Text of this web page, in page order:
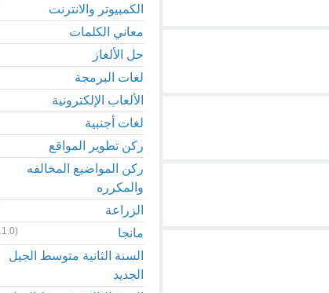
الكمبيوتر والانترنت
معاني الكلمات
حل الألغاز
لغات البرمجة
الألعاب الإلكترونية
لغات أجنبية
ركن تطوير المواقع
ركن المواضيع المخالفه
والمكرره
الزراعة
مانجا (11.0ألف)
السنة الثانية متوسط الجيل
الجديد